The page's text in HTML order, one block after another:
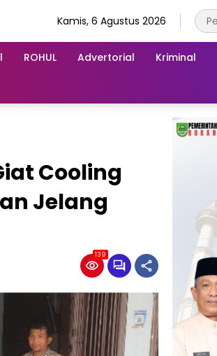
Kamis, 6 Agustus 2026
ROHUL Advertorial Kriminal
Cooling
Jelang
139